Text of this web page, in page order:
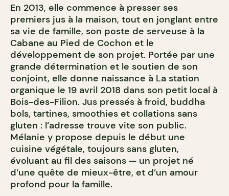
En 2013, elle commence à presser ses
premiers jus à la maison, tout en jonglant entre
sa vie de famille, son poste de serveuse à la
Cabane au Pied de Cochon et le
développement de son projet. Portée par une
grande détermination et le soutien de son
conjoint, elle donne naissance à La station
organique le 19 avril 2018 dans son petit local à
Bois-des-Filion. Jus pressés à froid, buddha
bols, tartines, smoothies et collations sans
gluten : l’adresse trouve vite son public.
Mélanie y propose depuis le début une
cuisine végétale, toujours sans gluten,
évoluant au fil des saisons — un projet né
d’une quête de mieux-être, et d’un amour
profond pour la famille.